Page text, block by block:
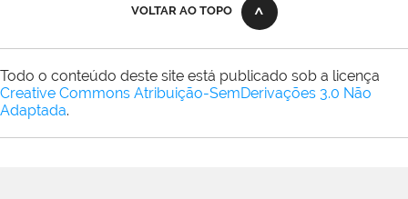
VOLTAR AO TOPO
Todo o conteúdo deste site está publicado sob a licença
Creative Commons Atribuição-SemDerivações 3.0 Não
Adaptada.